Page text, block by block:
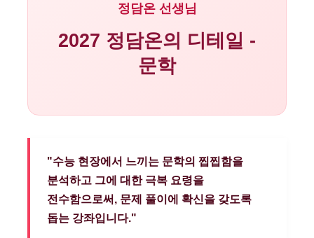
정담온 선생님
2027 정담온의 디테일 -
문학
"수능 현장에서 느끼는 문학의 찝찝함을
분석하고 그에 대한 극복 요령을
전수함으로써, 문제 풀이에 확신을 갖도록
돕는 강좌입니다."